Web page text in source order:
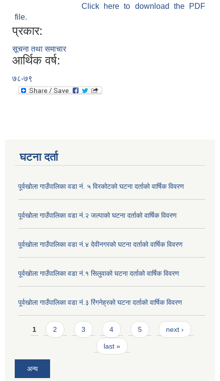
Click here to download the PDF
file.
प्रकार:
सूचना तथा समाचार
आर्थिक वर्ष:
७८-७९
घटना दर्ता
पूर्वखोला गाउँपालिका वडा नं. ५ विरकोटको घटना दर्ताको वार्षिक विवरण
पूर्वखोला गाउँपालिका वडा नं.२ जल्पाको घटना दर्ताको वार्षिक विवरण
पूर्वखोला गाउँपालिका वडा नं.४ देवीनगरको घटना दर्ताको वार्षिक विवरण
पूर्वखोला गाउँपालिका वडा नं.१ सिलुवाको घटना दर्ताको वार्षिक विवरण
पूर्वखोला गाउँपालिका वडा नं.३ रिंगनेह्रको घटना दर्ताको वार्षिक विवरण
Pages
1 2 3 4 5 next ›
last »
अन्य